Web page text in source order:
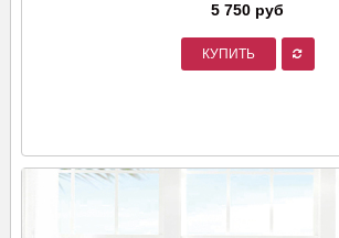
5 750 руб
КУПИТЬ